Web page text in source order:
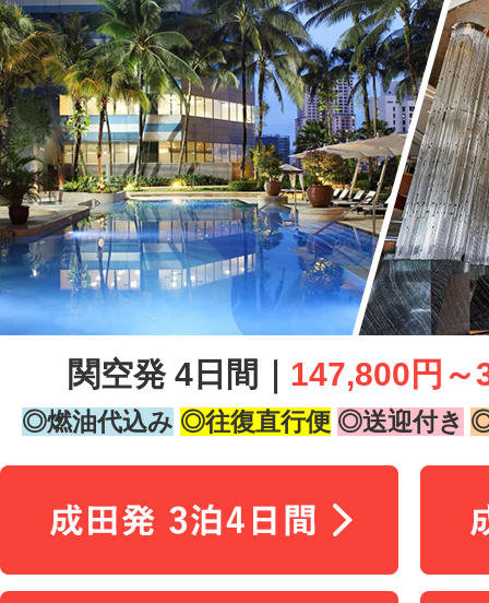
関空発 4日間｜ 147,800円～
◎燃油代込み ◎往復直行便 ◎送迎付き